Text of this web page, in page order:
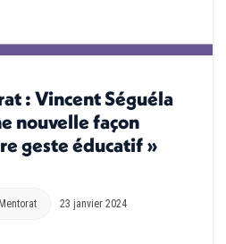
: Vincent Séguéla
nouvelle façon
geste éducatif »
Mentorat 23 janvier 2024